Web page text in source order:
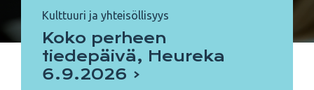
Kulttuuri ja yhteisöllisyys
Koko perheen
tiedepäivä, Heureka
6.9.2026